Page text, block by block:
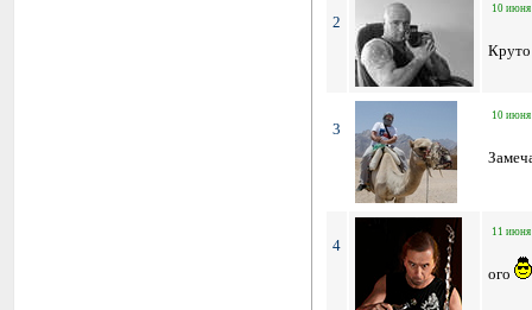
2
10 июня
3
10 июня
4
11 июня
ого